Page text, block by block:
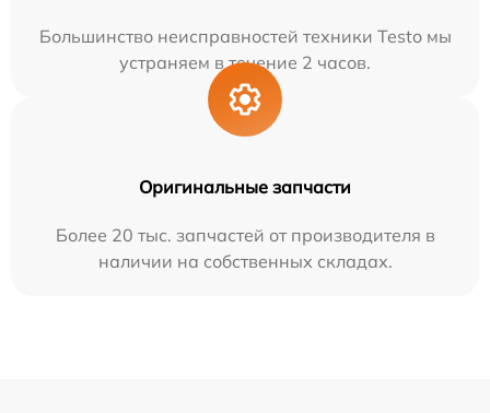
Большинство неисправностей техники Testo мы
устраняем в течение 2 часов.
Оригинальные запчасти
Более 20 тыс. запчастей от производителя в
наличии на собственных складах.